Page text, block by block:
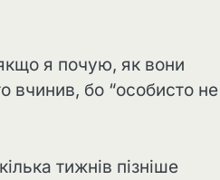
якщо я почую, як вони
вчинив, бо “особисто не
тижнів пізніше